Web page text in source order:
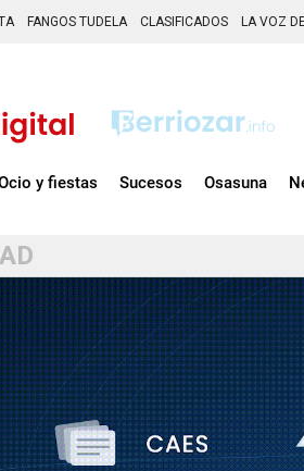
FANGOS TUDELA CLASIFICADOS LA VOZ
y fiestas Sucesos Osasuna